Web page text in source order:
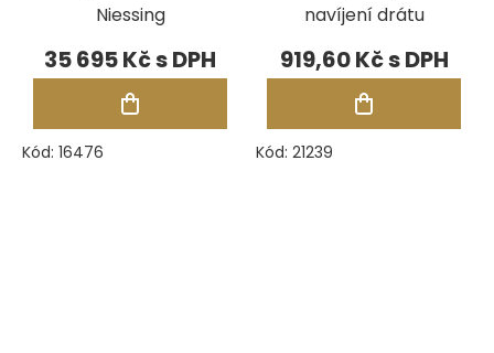
Niessing
35 695 Kč
Kód: 16476
navíjení drátu
919,60 Kč
Kód: 21239